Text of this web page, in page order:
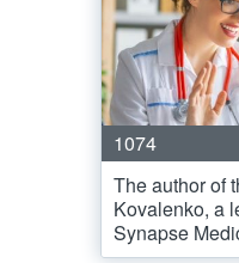
1074
The author of
Kovalenko, a
Synapse